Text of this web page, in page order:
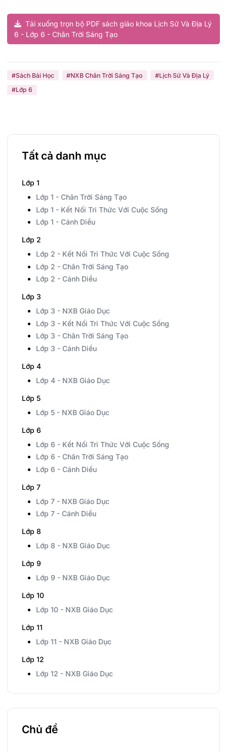
Tải xuống trọn bộ PDF sách giáo khoa Lịch Sử Và Địa Lý
6 - Lớp 6 - Chân Trời Sáng Tạo
#Sách Bài Học #NXB Chân Trời Sáng Tạo
#Lịch Sử Và Địa Lý
#Lớp 6
Tất cả danh mục
Lớp 1
Lớp 1 - Chân Trời Sáng Tạo
Lớp 1 - Kết Nối Tri Thức Với Cuộc Sống
Lớp 1 - Cánh Diều
Lớp 2
Lớp 2 - Kết Nối Tri Thức Với Cuộc Sống
Lớp 2 - Chân Trời Sáng Tạo
Lớp 2 - Cánh Diều
Lớp 3
Lớp 3 - NXB Giáo Dục
Lớp 3 - Kết Nối Tri Thức Với Cuộc Sống
Lớp 3 - Chân Trời Sáng Tạo
Lớp 3 - Cánh Diều
Lớp 4
Lớp 4 - NXB Giáo Dục
Lớp 5
Lớp 5 - NXB Giáo Dục
Lớp 6
Lớp 6 - Kết Nối Tri Thức Với Cuộc Sống
Lớp 6 - Chân Trời Sáng Tạo
Lớp 6 - Cánh Diều
Lớp 7
Lớp 7 - NXB Giáo Dục
Lớp 7 - Cánh Diều
Lớp 8
Lớp 8 - NXB Giáo Dục
Lớp 9
Lớp 9 - NXB Giáo Dục
Lớp 10
Lớp 10 - NXB Giáo Dục
Lớp 11
Lớp 11 - NXB Giáo Dục
Lớp 12
Lớp 12 - NXB Giáo Dục
Chủ đề